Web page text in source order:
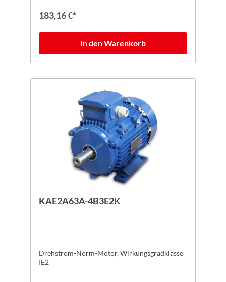
183,16 €*
In den Warenkorb
KAE2A63A-4B3E2K
Drehstrom-Norm-Motor, Wirkungsgradklasse
IE2